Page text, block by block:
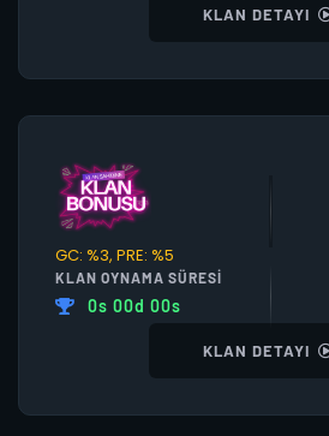
KLAN DETAYI
GC: %3, PRE: %5
KLAN OYNAMA SÜRESI
0s 00d 00s
KLAN DETAYI